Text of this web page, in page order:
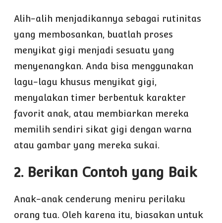
Alih-alih menjadikannya sebagai rutinitas
yang membosankan, buatlah proses
menyikat gigi menjadi sesuatu yang
menyenangkan. Anda bisa menggunakan
lagu-lagu khusus menyikat gigi,
menyalakan timer berbentuk karakter
favorit anak, atau membiarkan mereka
memilih sendiri sikat gigi dengan warna
atau gambar yang mereka sukai.
2. Berikan Contoh yang Baik
Anak-anak cenderung meniru perilaku
orang tua. Oleh karena itu, biasakan untuk